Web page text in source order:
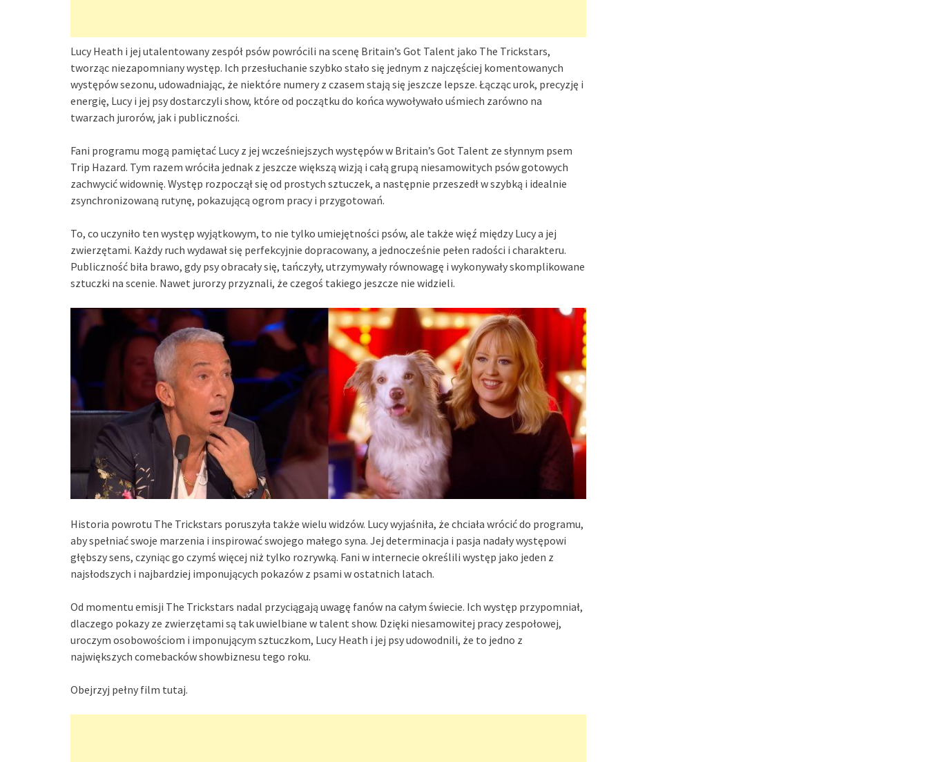
Lucy Heath i jej utalentowany zespół psów powrócili na scenę Britain’s Got Talent jako The Trickstars,
tworząc niezapomniany występ. Ich przesłuchanie szybko stało się jednym z najczęściej komentowanych
występów sezonu, udowadniając, że niektóre numery z czasem stają się jeszcze lepsze. Łącząc urok, precyzję i
energię, Lucy i jej psy dostarczyli show, które od początku do końca wywoływało uśmiech zarówno na
twarzach jurorów, jak i publiczności.
Fani programu mogą pamiętać Lucy z jej wcześniejszych występów w Britain’s Got Talent ze słynnym psem
Trip Hazard. Tym razem wróciła jednak z jeszcze większą wizją i całą grupą niesamowitych psów gotowych
zachwycić widownię. Występ rozpoczął się od prostych sztuczek, a następnie przeszedł w szybką i idealnie
zsynchronizowaną rutynę, pokazującą ogrom pracy i przygotowań.
To, co uczyniło ten występ wyjątkowym, to nie tylko umiejętności psów, ale także więź między Lucy a jej
zwierzętami. Każdy ruch wydawał się perfekcyjnie dopracowany, a jednocześnie pełen radości i charakteru.
Publiczność biła brawo, gdy psy obracały się, tańczyły, utrzymywały równowagę i wykonywały skomplikowane
sztuczki na scenie. Nawet jurorzy przyznali, że czegoś takiego jeszcze nie widzieli.
Historia powrotu The Trickstars poruszyła także wielu widzów. Lucy wyjaśniła, że chciała wrócić do programu,
aby spełniać swoje marzenia i inspirować swojego małego syna. Jej determinacja i pasja nadały występowi
głębszy sens, czyniąc go czymś więcej niż tylko rozrywką. Fani w internecie określili występ jako jeden z
najsłodszych i najbardziej imponujących pokazów z psami w ostatnich latach.
Od momentu emisji The Trickstars nadal przyciągają uwagę fanów na całym świecie. Ich występ przypomniał,
dlaczego pokazy ze zwierzętami są tak uwielbiane w talent show. Dzięki niesamowitej pracy zespołowej,
uroczym osobowościom i imponującym sztuczkom, Lucy Heath i jej psy udowodnili, że to jedno z
największych comebacków showbiznesu tego roku.
Obejrzyj pełny film tutaj.